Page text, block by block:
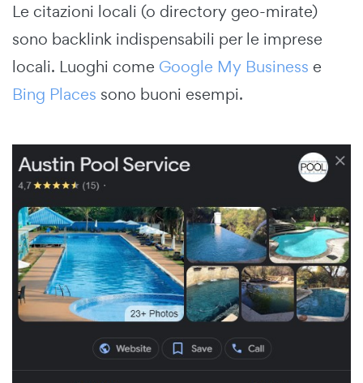
Le citazioni locali (o directory geo-mirate)
sono backlink indispensabili per le imprese
locali. Luoghi come Google My Business e
Bing Places sono buoni esempi.